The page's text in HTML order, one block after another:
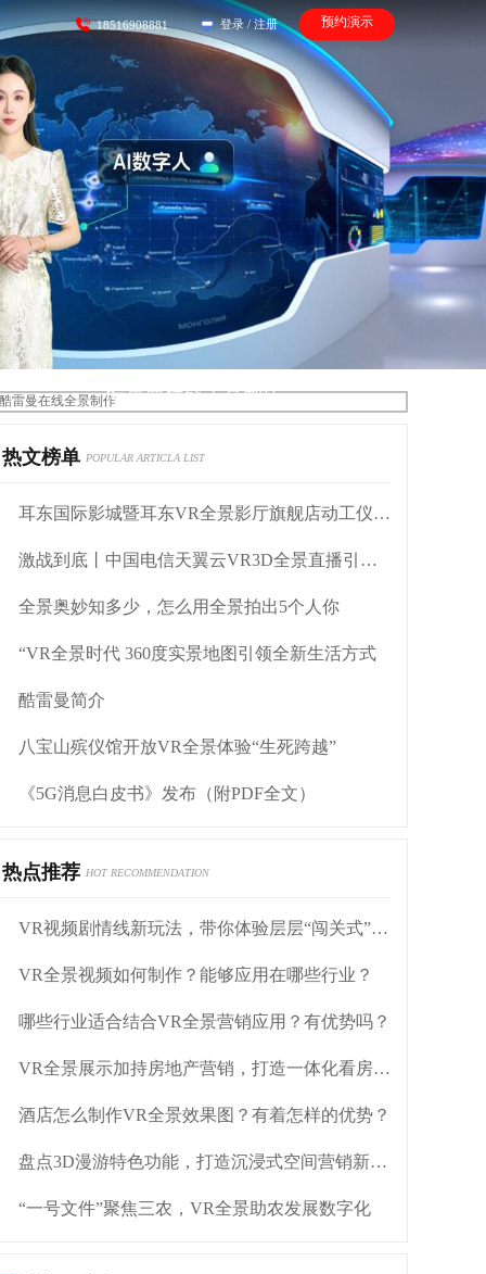
18516908881 登录 / 注册 预约演示
酷雷曼在线全景制作
热文榜单 POPULAR ARTICLA LIST
耳东国际影城暨耳东VR全景影厅旗舰店动工仪式盛大举行
激战到底丨中国电信天翼云VR3D全景直播引燃拳击热火
全景奥妙知多少，怎么用全景拍出5个人你
“VR全景时代 360度实景地图引领全新生活方式
酷雷曼简介
八宝山殡仪馆开放VR全景体验“生死跨越”
《5G消息白皮书》发布（附PDF全文）
热点推荐 HOT RECOMMENDATION
VR视频剧情线新玩法，带你体验层层“闯关式”剧情
VR全景视频如何制作？能够应用在哪些行业？
哪些行业适合结合VR全景营销应用？有优势吗？
VR全景展示加持房地产营销，打造一体化看房体验
酒店怎么制作VR全景效果图？有着怎样的优势？
盘点3D漫游特色功能，打造沉浸式空间营销新引擎
“一号文件”聚焦三农，VR全景助农发展数字化